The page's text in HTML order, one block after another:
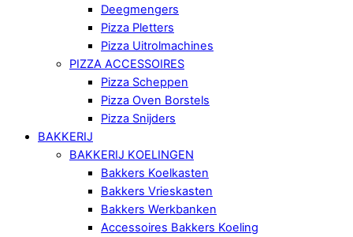
Deegmengers
Pizza Pletters
Pizza Uitrolmachines
PIZZA ACCESSOIRES
Pizza Scheppen
Pizza Oven Borstels
Pizza Snijders
BAKKERIJ
BAKKERIJ KOELINGEN
Bakkers Koelkasten
Bakkers Vrieskasten
Bakkers Werkbanken
Accessoires Bakkers Koeling